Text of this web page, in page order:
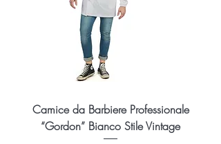
Camice da Barbiere Professionale
“Gordon” Bianco Stile Vintage